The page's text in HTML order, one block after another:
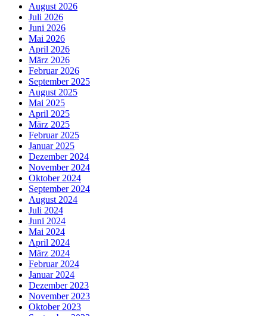
August 2026
Juli 2026
Juni 2026
Mai 2026
April 2026
März 2026
Februar 2026
September 2025
August 2025
Mai 2025
April 2025
März 2025
Februar 2025
Januar 2025
Dezember 2024
November 2024
Oktober 2024
September 2024
August 2024
Juli 2024
Juni 2024
Mai 2024
April 2024
März 2024
Februar 2024
Januar 2024
Dezember 2023
November 2023
Oktober 2023